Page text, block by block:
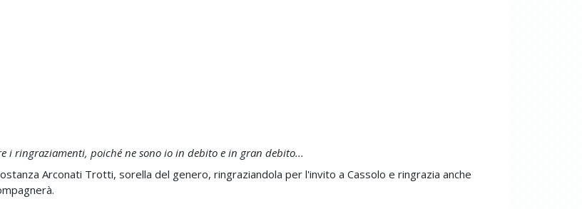
i ringraziamenti, poiché ne sono io in debito e in gran debito...
Arconati Trotti, sorella del genero, ringraziandola per l'invito a Cassolo e ringrazia anche